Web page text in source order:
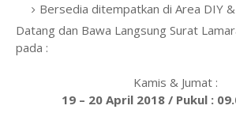
Bersedia ditempatkan di Area DIY
Datang dan Bawa Langsung Surat
pada :
Kamis & Jumat :
19 – 20 April 2018 / Pukul :